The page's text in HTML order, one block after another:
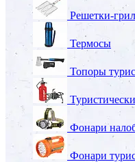
Решетки-
Термосы
Топоры
Фонари
Фонари